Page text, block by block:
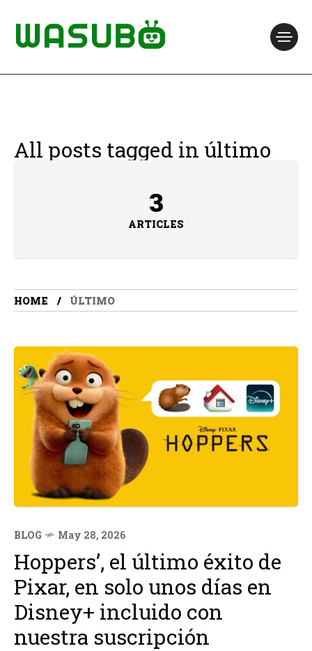
All posts tagged in último
3
ARTICLES
HOME ÚLTIMO
BLOG May 28, 2026
Hoppers’, el último éxito de
Pixar, en solo unos días en
Disney+ incluido con
nuestra suscripción